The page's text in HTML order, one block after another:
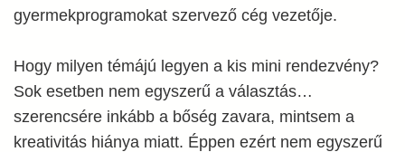
gyermekprogramokat szervező cég vezetője.
Hogy milyen témájú legyen a kis mini rendezvény?
Sok esetben nem egyszerű a választás…
szerencsére inkább a bőség zavara, mintsem a
kreativitás hiánya miatt. Éppen ezért nem egyszerű